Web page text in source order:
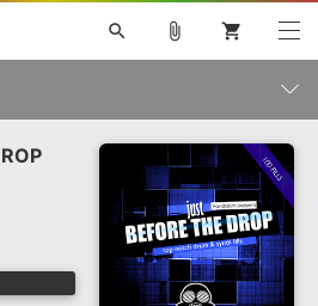
»
search
ン V4X
MEIKO V3
SPITFIRE AUDIO
3
ライセンスフリーBGM
ボーカル抜き出し
DUBSTEP
MUTANT
ROUTER.FM
attach_file shopping_cart